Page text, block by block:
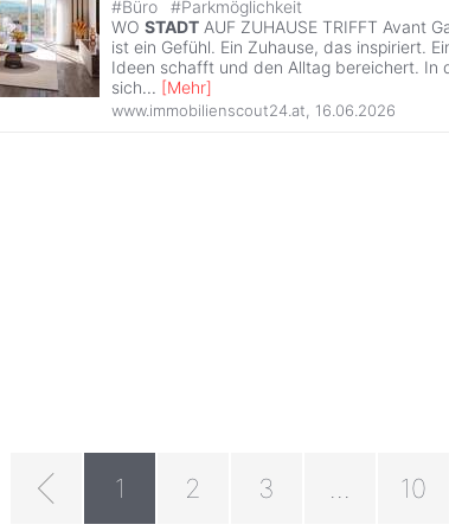
#Büro #Parkmöglichkeit
WO STADT AUF ZUHAUSE TRIFFT Avant
ist ein Gefühl. Ein Zuhause, das inspiriert.
Ideen schafft und den Alltag bereichert. In
sich... [Mehr]
www.immobilienscout24.at 16.06.2026
1 2 3 10